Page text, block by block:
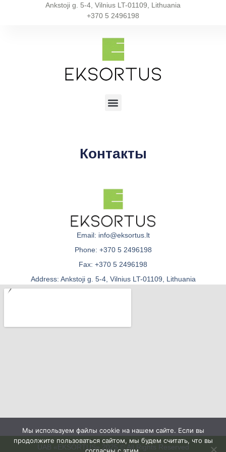
Ankstoji g. 5-4, Vilnius LT-01109, Lithuania
+370 5 2496198
Контакты
Email: info@eksortus.lt
Phone: +370 5 2496198
Fax: +370 5 2496198
Address: Ankstoji g. 5-4, Vilnius LT-01109, Lithuania
UAB «EKSORTUS» 2025 © All Rights Reserved
Мы используем файлы cookie на нашем сайте. Если вы
продолжите пользоваться сайтом, мы будем считать, что вы